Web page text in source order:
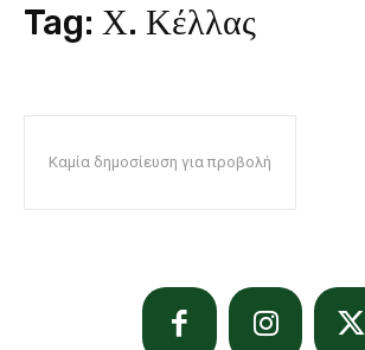
Tag: Χ. Κέλλας
Καμία δημοσίευση για προβολή